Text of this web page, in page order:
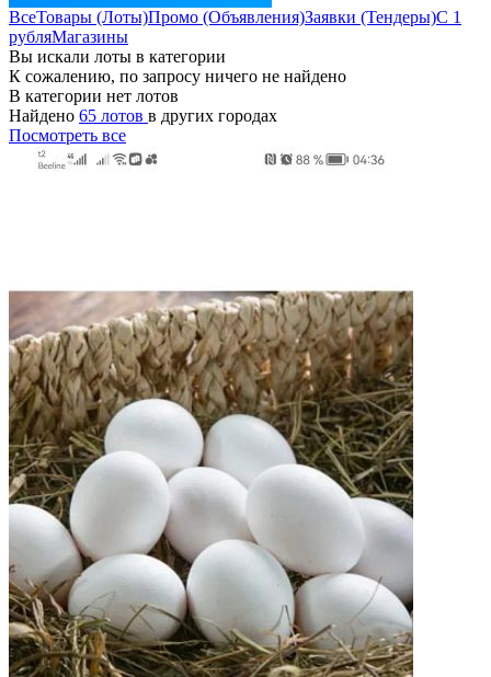
ВсеТовары (Лоты)Промо (Объявления)Заявки (Тендеры)С 1
рубляМагазины
Вы искали лоты в категории
К сожалению, по запросу ничего не найдено
В категории нет лотов
Найдено 65 лотов в других городах
Посмотреть все